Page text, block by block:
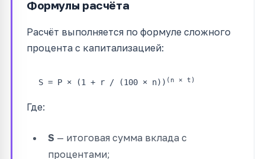
Формулы расчёта
Расчёт выполняется по формуле сложного
процента с капитализацией:
S = P × (1 + r / (100 × n)) (n × t)
Где:
S — итоговая сумма вклада с
процентами;